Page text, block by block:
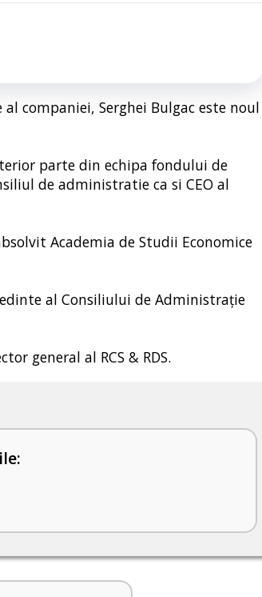
companiei, Serghei Bulgac este noul
parte din echipa fondului de
de administratie ca si CEO al
Academia de Studii Economice
al Consiliului de Administraţie
general al RCS & RDS.